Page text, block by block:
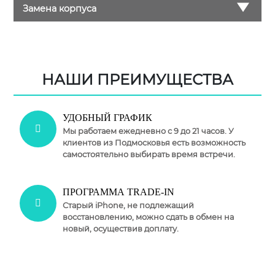
Замена корпуса
НАШИ ПРЕИМУЩЕСТВА
УДОБНЫЙ ГРАФИК
Мы работаем ежедневно с 9 до 21 часов. У
клиентов из Подмосковья есть возможность
самостоятельно выбирать время встречи.
ПРОГРАММА TRADE-IN
Старый iPhone, не подлежащий
восстановлению, можно сдать в обмен на
новый, осуществив доплату.